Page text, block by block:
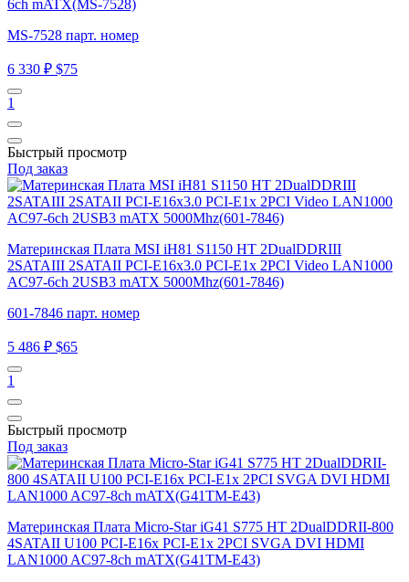
6ch mATX(MS-7528)
MS-7528 парт. номер
6 330 ₽ $75
1
Быстрый просмотр
Под заказ
Материнская Плата MSI iH81 S1150 HT 2DualDDRIII
2SATAIII 2SATAII PCI-E16x3.0 PCI-E1x 2PCI Video LAN1000
AC97-6ch 2USB3 mATX 5000Mhz(601-7846)
601-7846 парт. номер
5 486 ₽ $65
1
Быстрый просмотр
Под заказ
Материнская Плата Micro-Star iG41 S775 HT 2DualDDRII-800
4SATAII U100 PCI-E16x PCI-E1x 2PCI SVGA DVI HDMI
LAN1000 AC97-8ch mATX(G41TM-E43)